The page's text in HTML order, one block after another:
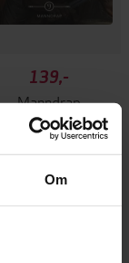
Om
139,-
Manndrap
Jane Mysen
EBOK